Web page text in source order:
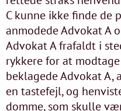
C kunne ikke finde de
anmodede Advokat A
Advokat A frafaldt i
rykkere for at
beklagede Advokat
en tastefejl, og
domme, som skulle